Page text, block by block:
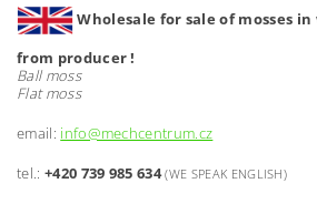
Wholesale for sale of mosses
from producer !
Ball moss
Flat moss
email: info@mechcentrum.cz
tel.: +420 739 985 634(WE SPEAK ENGLISH)